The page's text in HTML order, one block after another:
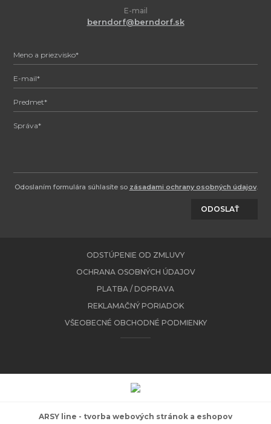
E-mail
berndorf@berndorf.sk
Odoslaním formulára súhlasíte so zásadami ochrany osobných údajov.
ODOSLAŤ
ODSTÚPENIE OD ZMLUVY
OCHRANA OSOBNÝCH ÚDAJOV
PLATBA / DOPRAVA
REKLAMAČNÝ PORIADOK
VŠEOBECNÉ OBCHODNÉ PODMIENKY
ARSY line - tvorba webových stránok a eshopov